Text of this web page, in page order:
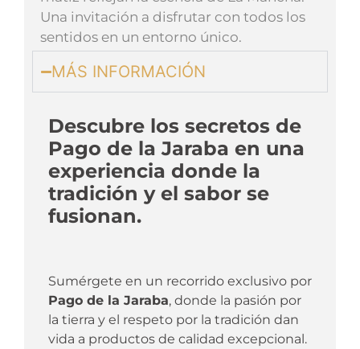
Una invitación a disfrutar con todos los
sentidos en un entorno único.
MÁS INFORMACIÓN
Descubre los secretos de
Pago de la Jaraba en una
experiencia donde la
tradición y el sabor se
fusionan.
Sumérgete en un recorrido exclusivo por
Pago de la Jaraba, donde la pasión por
la tierra y el respeto por la tradición dan
vida a productos de calidad excepcional.